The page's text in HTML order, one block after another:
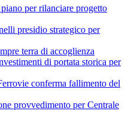
per rilanciare progetto
presidio strategico per
terra di accoglienza
di portata storica per
conferma fallimento del
provvedimento per Centrale